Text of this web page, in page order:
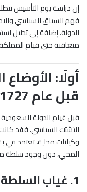
إن دراسة يوم التأسيس
فهم السياق السياسي
الدولة، إضافة إلى تحليل
متعاقبة حتى قيام
أولًا:
قبل عام 1727م
قبل قيام الدولة
التشتت السياسي. فقد
وكيانات محلية، تعتمد في
المحلي، دون وجود سلطة
1. غياب السلطة المركزية